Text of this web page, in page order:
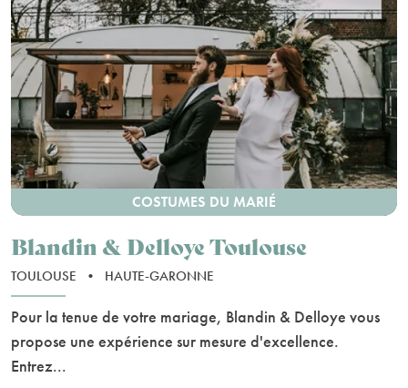
COSTUMES DU MARIÉ
Blandin & Delloye Toulouse
TOULOUSE • HAUTE-GARONNE
Pour la tenue de votre mariage, Blandin & Delloye vous
propose une expérience sur mesure d'excellence.
Entrez...